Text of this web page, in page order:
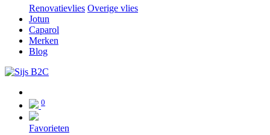
Renovatievlies Overige vlies
Jotun
Caparol
Merken
Blog
0
Favorieten